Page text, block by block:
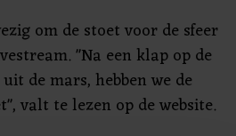
om de stoet voor de sfeer
"Na een klap op de
de mars, hebben we de
valt te lezen op de website.